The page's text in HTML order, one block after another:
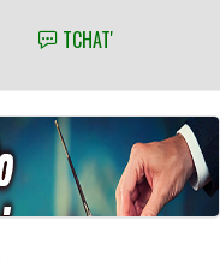
TCHAT'